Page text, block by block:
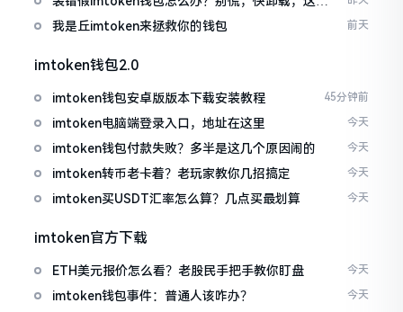
招能救急
我是丘imtoken来拯救你的钱包 前天
imtoken钱包2.0
imtoken钱包安卓版版本下载安装教程 45分钟前
imtoken电脑端登录入口，地址在这里 今天
imtoken钱包付款失败？多半是这几个原因闹的 今天
imtoken转币老卡着？老玩家教你几招搞定 今天
imtoken买USDT汇率怎么算？几点买最划算 今天
imtoken官方下载
ETH美元报价怎么看？老股民手把手教你盯盘 今天
imtoken钱包事件：普通人该咋办？ 今天